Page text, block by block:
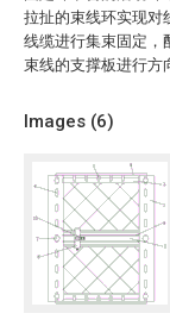
拉扯的束线环实现对
线缆进行集束固定，
束线的支撑板进行方
Images (6)